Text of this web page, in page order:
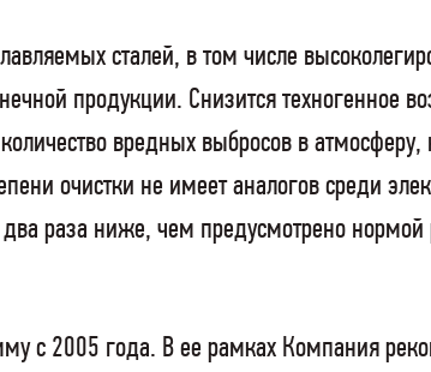
сталей, в том числе
продукции. Снизится техногенное
вредных выбросов в
очистки не имеет аналогов среди
раза ниже, чем предусмотрено нормой
с 2005 года. В ее рамках Компания